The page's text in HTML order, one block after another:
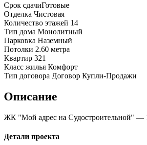
Срок сдачиГотовые
Отделка Чистовая
Количество этажей 14
Тип дома Монолитный
Парковка Наземный
Потолки 2.60 метра
Квартир 321
Класс жилья Комфорт
Тип договора Договор Купли-Продажи
Описание
ЖК "Мой адрес на Судостроительной" —
Детали проекта